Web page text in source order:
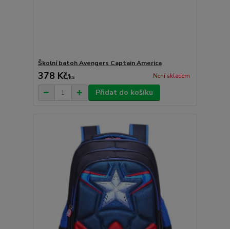
Školní batoh Avengers Captain America
378 Kč/ks Není skladem
Přidat do košíku